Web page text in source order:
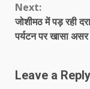
Next:
जोशीमठ में पड़ रही
पर्यटन पर खासा असर
Leave a Reply